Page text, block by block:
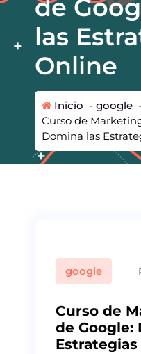
de
las
Online
Inicio - google -
Curso de
Domina las
google
Curso de
de Google: